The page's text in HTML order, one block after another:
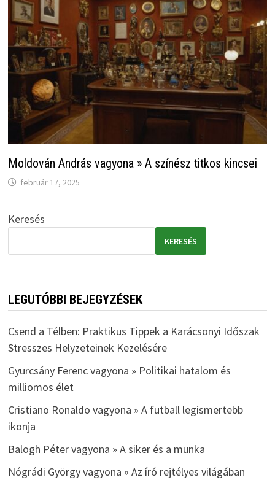
Moldován András vagyona » A színész titkos kincsei
február 17, 2025
Keresés
KERESÉS
LEGUTÓBBI BEJEGYZÉSEK
Csend a Télben: Praktikus Tippek a Karácsonyi Időszak
Stresszes Helyzeteinek Kezelésére
Gyurcsány Ferenc vagyona » Politikai hatalom és
milliomos élet
Cristiano Ronaldo vagyona » A futball legismertebb
ikonja
Balogh Péter vagyona » A siker és a munka
Nógrádi György vagyona » Az író rejtélyes világában